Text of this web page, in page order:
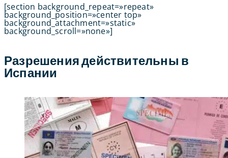
[section background_repeat=»repeat»
background_position=»center top»
background_attachment=»static»
background_scroll=»none»]
Разрешения действительны в
Испании